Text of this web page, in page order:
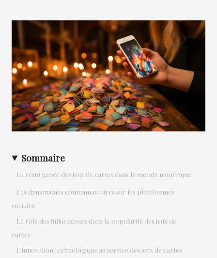
Sommaire
La résurgence des jeux de cartes dans le monde numérique
Les dynamiques communautaires sur les plateformes
sociales
Le rôle des influenceurs dans la popularité des jeux de
cartes
L'innovation technologique au service des jeux de cartes